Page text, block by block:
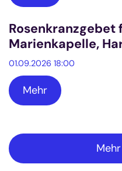
Rosenkranzgebet
Marienkapelle,
01.09.2026 18:00
Mehr